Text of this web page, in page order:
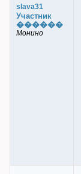
slava31
Участник
������
Монино